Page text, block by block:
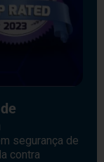
segurança de
contra